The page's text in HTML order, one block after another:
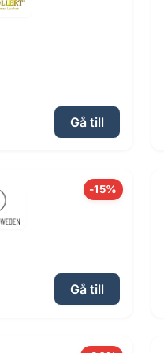
Gå till
-15%
Gå till